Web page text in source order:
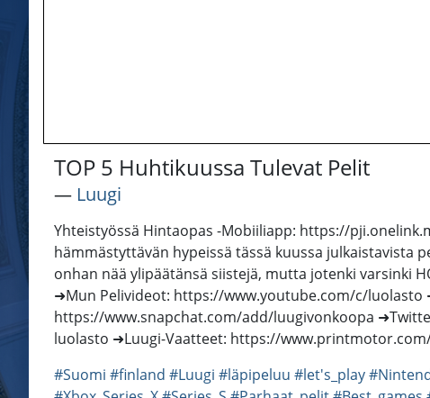
TOP 5 Huhtikuussa Tulevat Pelit
― Luugi
Yhteistyössä Hintaopas -Mobiiliapp: https://
hämmästyttävän hypeissä tässä kuussa julkaistavista
onhan nää ylipäätänsä siistejä, mutta jotenki varsinki
➜Mun Pelivideot: https://www.youtube.com/c/
https://www.snapchat.com/add/luugivonkoopa
luolasto ➜Luugi-Vaatteet: https://
#Suomi #finland #Luugi #läpipeluu #let's_play